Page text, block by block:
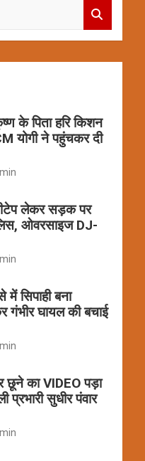
के पिता हरि किशन
योगी ने पहुंचकर दी
लेकर सड़क पर
ओवरसाइज DJ-
सिपाही बना
गंभीर घायल की बचाई
छूने का VIDEO पड़ा
प्रभारी सुधीर पंवार